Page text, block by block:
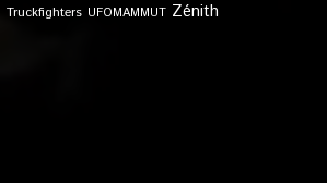
Truckfighters UFOMAMMUT Zénith